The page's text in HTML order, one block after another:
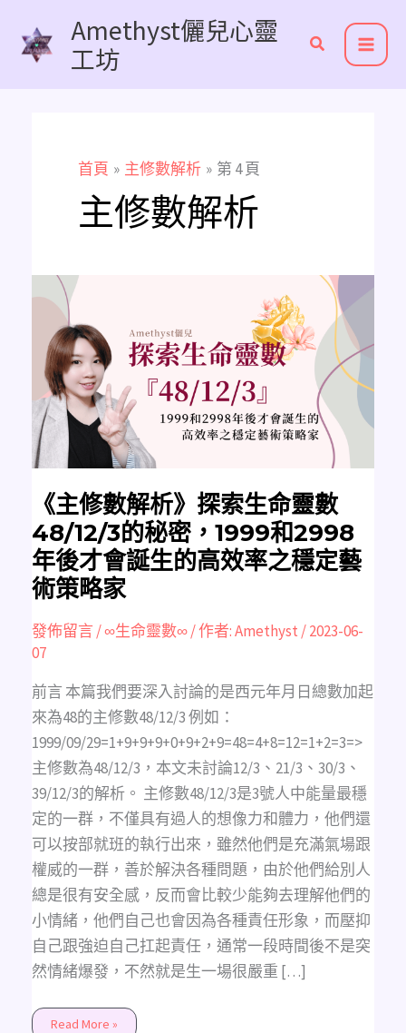
Amethyst儷兒心靈
工坊
首頁 主修數解析 第 4 頁
主修數解析
《主修數解析》探索生命靈數
48/12/3的秘密，1999和2998
年後才會誕生的高效率之穩定藝
術策略家
發佈留言/∞生命靈數∞/ 作者:Amethyst/2023-06-
07
前言 本篇我們要深入討論的是西元年月日總數加起
來為48的主修數48/12/3 例如：
1999/09/29=1+9+9+9+0+9+2+9=48=4+8=12=1+2=3=>
主修數為48/12/3，本文未討論12/3、21/3、30/3、
39/12/3的解析。 主修數48/12/3是3號人中能量最穩
定的一群，不僅具有過人的想像力和體力，他們還
可以按部就班的執行出來，雖然他們是充滿氣場跟
權威的一群，善於解決各種問題，由於他們給別人
總是很有安全感，反而會比較少能夠去理解他們的
小情緒，他們自己也會因為各種責任形象，而壓抑
自己跟強迫自己扛起責任，通常一段時間後不是突
然情緒爆發，不然就是生一場很嚴重 […]
《主
數
析》
探
索
生
命
靈
數
48/12/3
密，
1999
2998
年
後
才
會
誕
生
的
高
率
之
術
策
略
家
Read More »